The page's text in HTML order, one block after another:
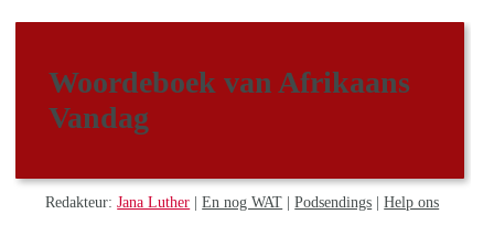
Woordeboek van Afrikaans
Vandag
Redakteur:Jana Luther |En nog WAT |Podsendings |Help ons